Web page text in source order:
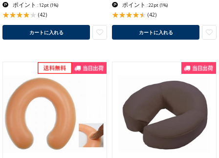
ポイント : 12pt (1%)
(42)
カートに入れる
ポイント : 22pt (1%)
(42)
カートに入れる